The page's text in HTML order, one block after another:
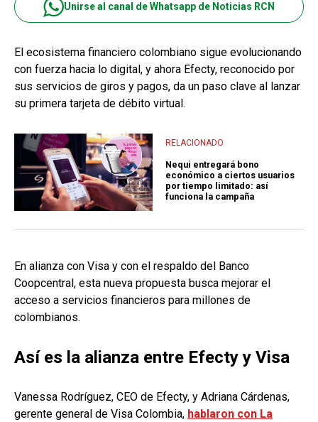
Unirse al canal de Whatsapp de Noticias RCN
El ecosistema financiero colombiano sigue evolucionando
con fuerza hacia lo digital, y ahora Efecty, reconocido por
sus servicios de giros y pagos, da un paso clave al lanzar
su primera tarjeta de débito virtual.
RELACIONADO
Nequi entregará bono
económico a ciertos usuarios
por tiempo limitado: así
funciona la campaña
En alianza con Visa y con el respaldo del Banco
Coopcentral, esta nueva propuesta busca mejorar el
acceso a servicios financieros para millones de
colombianos.
Así es la alianza entre Efecty y Visa
Vanessa Rodríguez, CEO de Efecty, y Adriana Cárdenas,
gerente general de Visa Colombia, hablaron con La